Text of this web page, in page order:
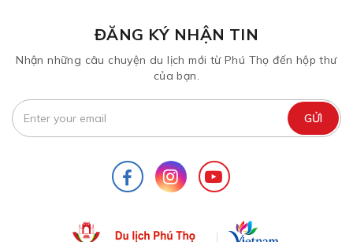
ĐĂNG KÝ NHẬN TIN
Nhận những câu chuyện du lịch mới từ Phú Thọ đến hộp thư
của bạn.